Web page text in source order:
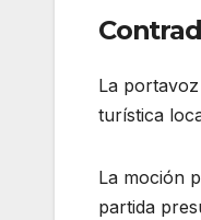
La
turística
La moción
partida